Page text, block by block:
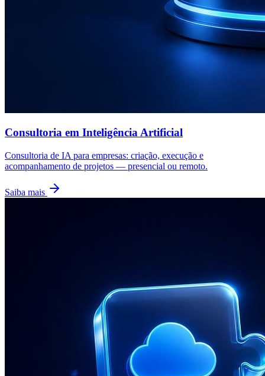
Consultoria em Inteligência Artificial
Consultoria de IA para empresas: criação, execução e
acompanhamento de projetos — presencial ou remoto.
Saiba mais